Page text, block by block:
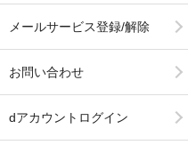
メールサービス登録/解除
お問い合わせ
dアカウントログイン